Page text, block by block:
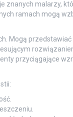
znanych malarzy,
ramach mogą
Mogą przedstawiać
przyciągające